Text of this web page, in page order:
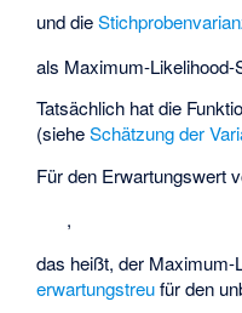
und die
als Maximum-Likelihood-
Tatsächlich hat die
(sieheSchätzung der
Für den Erwartungswert
,
das heißt, der Maximum-
erwartungstreufür den